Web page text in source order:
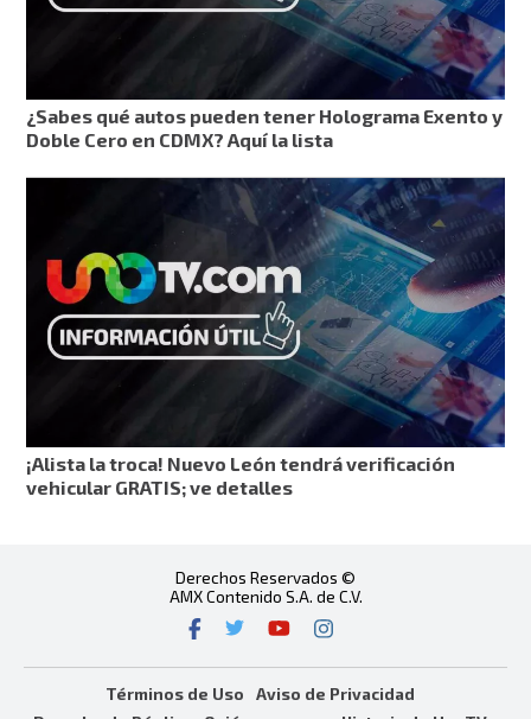
¿Sabes qué autos pueden tener Holograma Exento y
Doble Cero en CDMX? Aquí la lista
¡Alista la troca! Nuevo León tendrá verificación
vehicular GRATIS; ve detalles
Derechos Reservados ©
AMX Contenido S.A. de C.V.
Términos de Uso
Aviso de Privacidad